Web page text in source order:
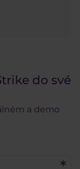
do své
a demo